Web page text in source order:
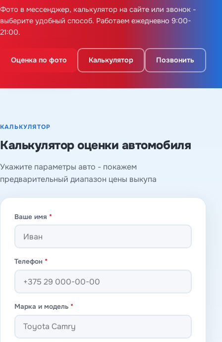
Фото в мессенджер, калькулятор на сайте или звонок -
выберите удобный способ. Работаем ежедневно 9:00-
21:00.
Оценка по фото Калькулятор Позвонить
КАЛЬКУЛЯТОР
Калькулятор оценки автомобиля
Укажите параметры авто - покажем
предварительный диапазон цены выкупа
Ваше имя *
Телефон *
Марка и модель *